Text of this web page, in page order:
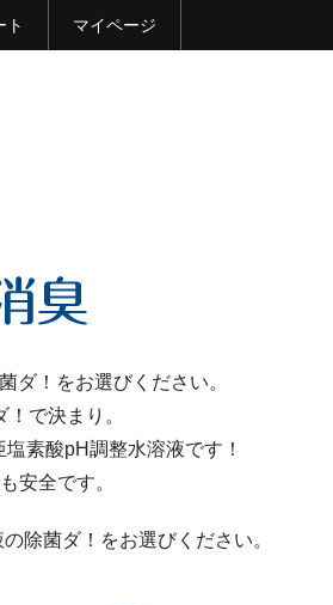
ト マイページ
ダ！をお選びください。
で決まり。
素酸pH調整水溶液です！
安全です。
除菌ダ！をお選びください。